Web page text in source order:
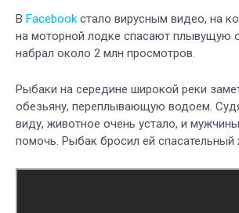
В Facebook стало вирусным видео, на
на моторной лодке спасают плывущую
набрал около 2 млн просмотров.
Рыбаки на середине широкой реки
обезьяну, переплывающую водоем.
виду, животное очень устало, и
помочь. Рыбак бросил ей спасательный